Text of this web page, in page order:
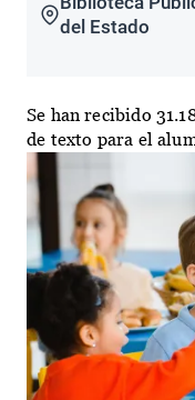
del Estado
Se han recibido
de texto para el